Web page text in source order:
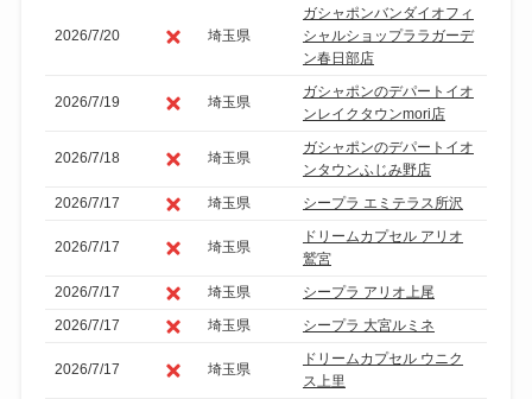
2026/7/20 埼玉県
ガシャポンバンダイオフィ
シャルショップララガーデ
ン春日部店
2026/7/19 埼玉県
ガシャポンのデパートイオ
ンレイクタウンmori店
2026/7/18 埼玉県
ガシャポンのデパートイオ
ンタウンふじみ野店
2026/7/17
埼玉県 シープラ エミテラス所沢
2026/7/17 埼玉県
ドリームカプセル アリオ
鷲宮
2026/7/17
埼玉県
シープラ アリオ上尾
2026/7/17
埼玉県 シープラ 大宮ルミネ
2026/7/17 埼玉県
ドリームカプセル ウニク
ス上里